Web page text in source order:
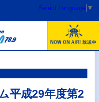
Select Language ▼
平成29年度第2